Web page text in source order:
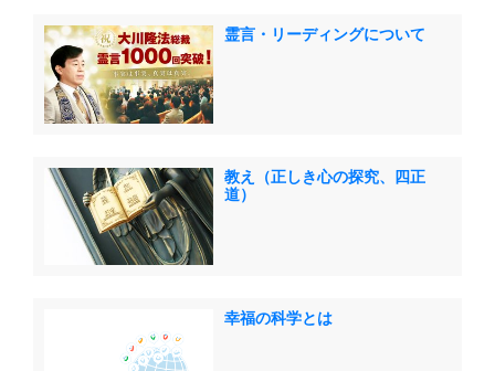
霊言・リーディングについて
教え（正しき心の探究、四正
道）
幸福の科学とは